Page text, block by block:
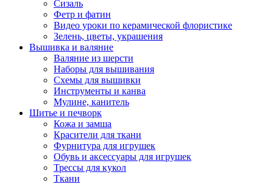
Сизаль
Фетр и фатин
Видео уроки по керамической флористике
Зелень, цветы, украшения
Вышивка и валяние
Валяние из шерсти
Наборы для вышивания
Схемы для вышивки
Инструменты и канва
Мулине, канитель
Шитье и печворк
Кожа и замша
Красители для ткани
Фурнитура для игрушек
Обувь и аксессуары для игрушек
Трессы для кукол
Ткани